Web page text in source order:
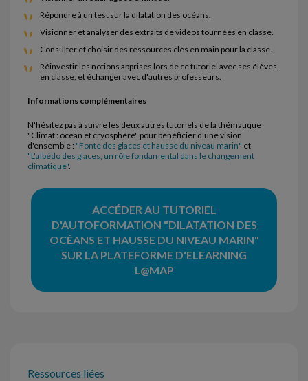
Répondre à un test sur la dilatation des océans.
Visionner et analyser des extraits de vidéos tournées en classe.
Consulter et choisir des ressources clés en main pour la classe.
Réinvestir les notions apprises lors de ce tutoriel avec ses élèves,
en classe, et échanger avec d'autres professeurs.
Informations complémentaires
N'hésitez pas à suivre les deux autres tutoriels de la thématique
"Climat : océan et cryosphère" pour bénéficier d'une vision
d'ensemble : "Fonte des glaces et hausse du niveau marin" et
"L'albédo des glaces, un rôle fondamental dans le changement
climatique".
ACCÉDER AU TUTORIEL
D'AUTOFORMATION "DILATATION DES
OCÉANS ET HAUSSE DU NIVEAU MARIN"
SUR LA PLATEFORME D'ELEARNING
L@MAP
Ressources liées